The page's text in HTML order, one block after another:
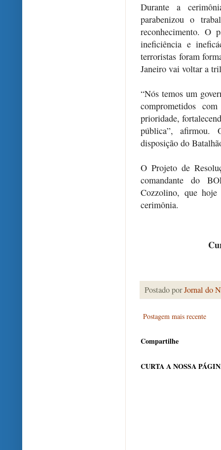
Durante a
parabenizou o
reconhecimento. O
ineficiência e
terroristas foram
Janeiro vai voltar a
“Nós temos um
comprometidos
prioridade,
pública”, afirmou.
disposição do
O Projeto de
comandante do
Cozzolino, que
cerimônia.
Postado porJornal do
Postagem mais recente
Compartilhe
CURTA A NOSSA